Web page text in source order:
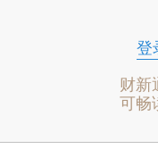
登
财新
可畅